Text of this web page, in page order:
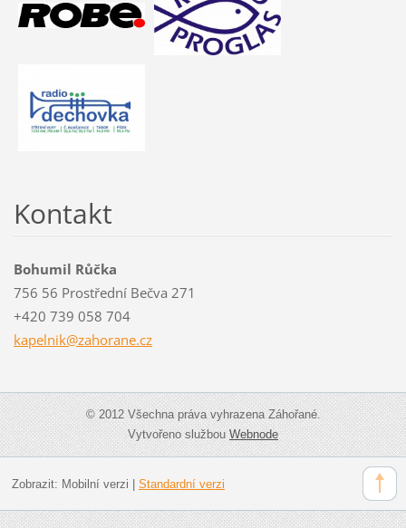
Kontakt
Bohumil Růčka
756 56 Prostřední Bečva 271
+420 739 058 704
kapelnik@zahorane.cz
© 2012 Všechna práva vyhrazena Záhořané.
Vytvořeno službouWebnode
Zobrazit: Mobilní verzi Standardní verzi